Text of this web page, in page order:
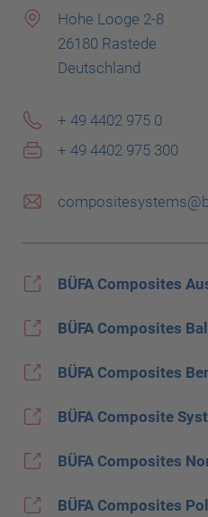
Hohe Looge 2-8
26180 Rastede
Deutschland
+ 49 4402 975 0
+ 49 4402 975 300
BÜFA Composites
BÜFA Composites
BÜFA Composites
BÜFA Composite
BÜFA Composites
BÜFA Composites